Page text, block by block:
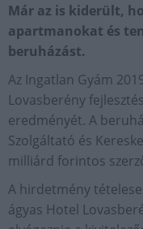
Már az is kiderült,
apartmanokat és
beruházást.
Az Ingatlan Gyám
Lovasberény
eredményét. A
Szolgáltató és
milliárd forintos
A hirdetmény
ágyas Hotel